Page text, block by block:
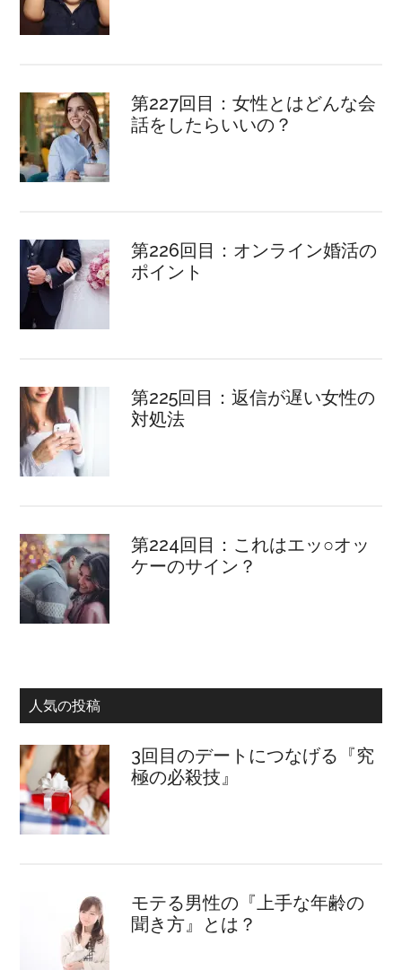
第227回目：女性とはどんな会
話をしたらいいの？
第226回目：オンライン婚活の
ポイント
第225回目：返信が遅い女性の
対処法
第224回目：これはエッ○オッ
ケーのサイン？
人気の投稿
3回目のデートにつなげる『究
極の必殺技』
モテる男性の『上手な年齢の
聞き方』とは？